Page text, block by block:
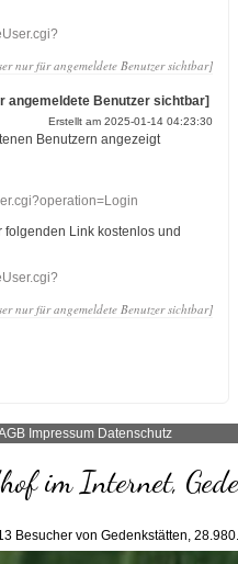
nur für angemeldete Benutzer sichtbar]
angemeldete Benutzer sichtbar]
Erstellt am 2025-01-14 04:23:30
Benutzern angezeigt
Link kostenlos und
nur für angemeldete Benutzer sichtbar]
Impressum Datenschutz
im Internet,
Besucher von Gedenkstätten,